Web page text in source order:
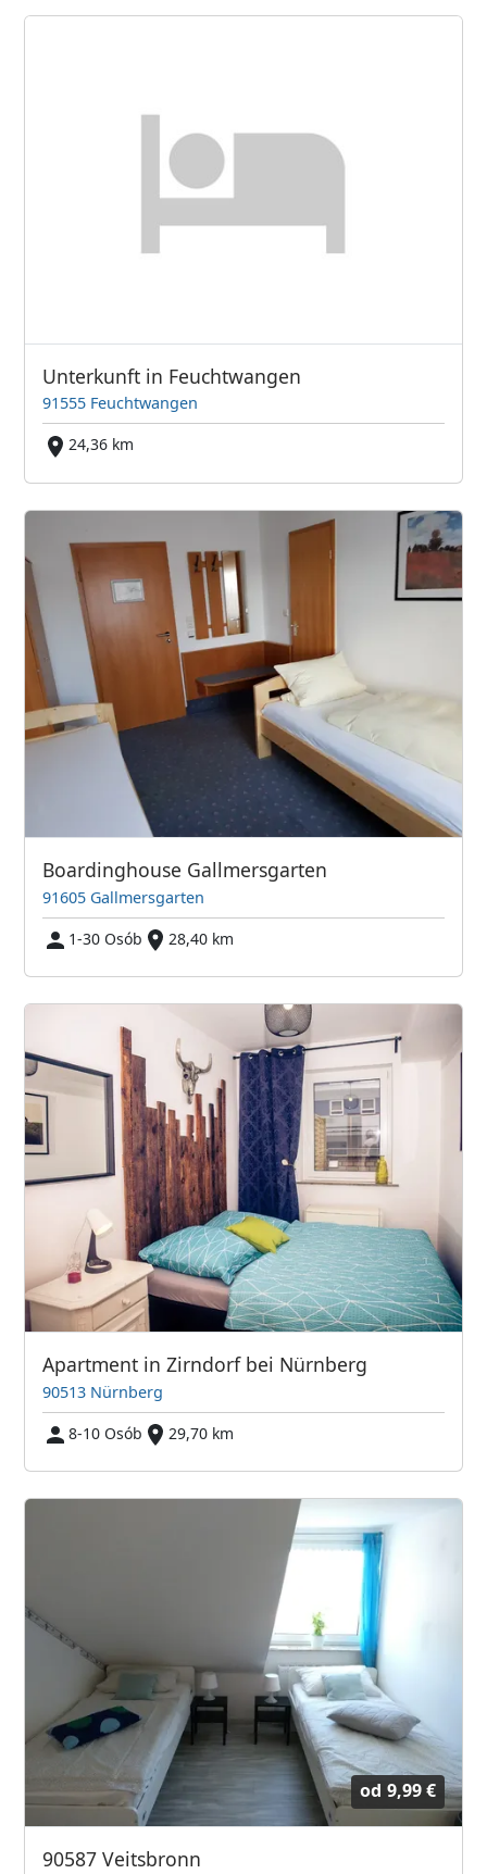
Unterkunft in Feuchtwangen
91555 Feuchtwangen
24,36 km
Boardinghouse Gallmersgarten
91605 Gallmersgarten
1-30 Osób
28,40 km
Apartment in Zirndorf bei Nürnberg
90513 Nürnberg
8-10 Osób
29,70 km
od 9,99 €
90587 Veitsbronn